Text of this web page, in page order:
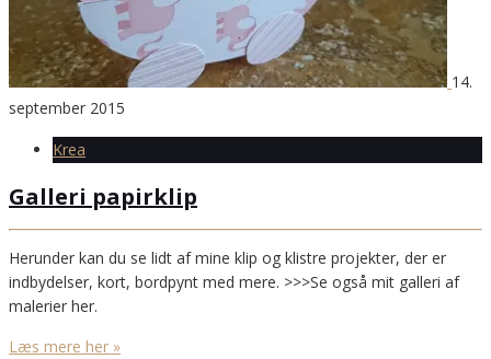
14.
september 2015
Krea
Galleri papirklip
Herunder kan du se lidt af mine klip og klistre projekter, der er
indbydelser, kort, bordpynt med mere. >>>Se også mit galleri af
malerier her.
Læs mere her »